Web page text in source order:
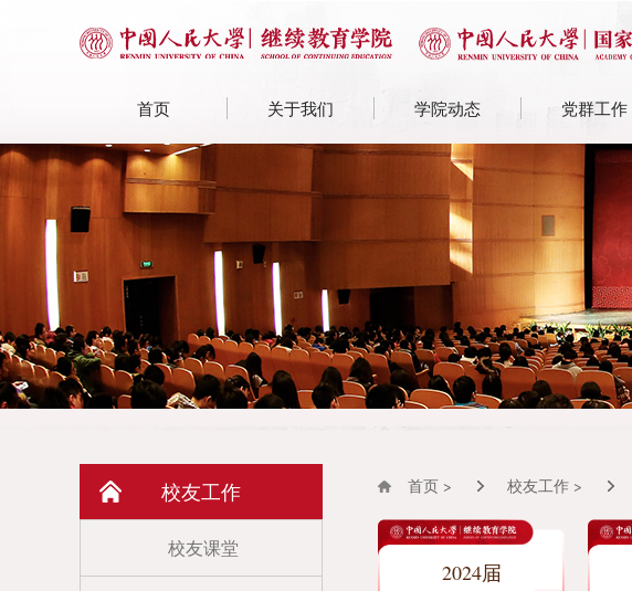
首页 关于我们 学院动态 党群工作
校友工作
校友课堂
首页 > 校友工作 >
2024届